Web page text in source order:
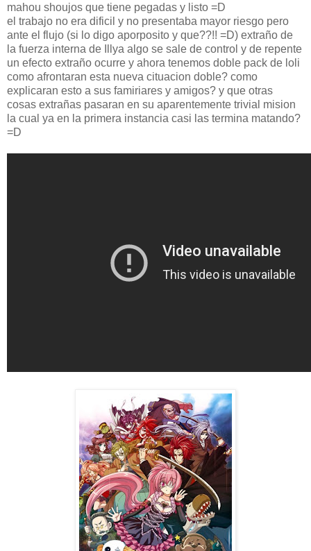
mahou shoujos que tiene pegadas y listo =D
el trabajo no era dificil y no presentaba mayor riesgo pero
ante el flujo (si lo digo aporposito y que??!! =D) extraño de
la fuerza interna de Illya algo se sale de control y de repente
un efecto extraño ocurre y ahora tenemos doble pack de loli
como afrontaran esta nueva cituacion doble? como
explicaran esto a sus famiriares y amigos? y que otras
cosas extrañas pasaran en su aparentemente trivial mision
la cual ya en la primera instancia casi las termina matando?
=D